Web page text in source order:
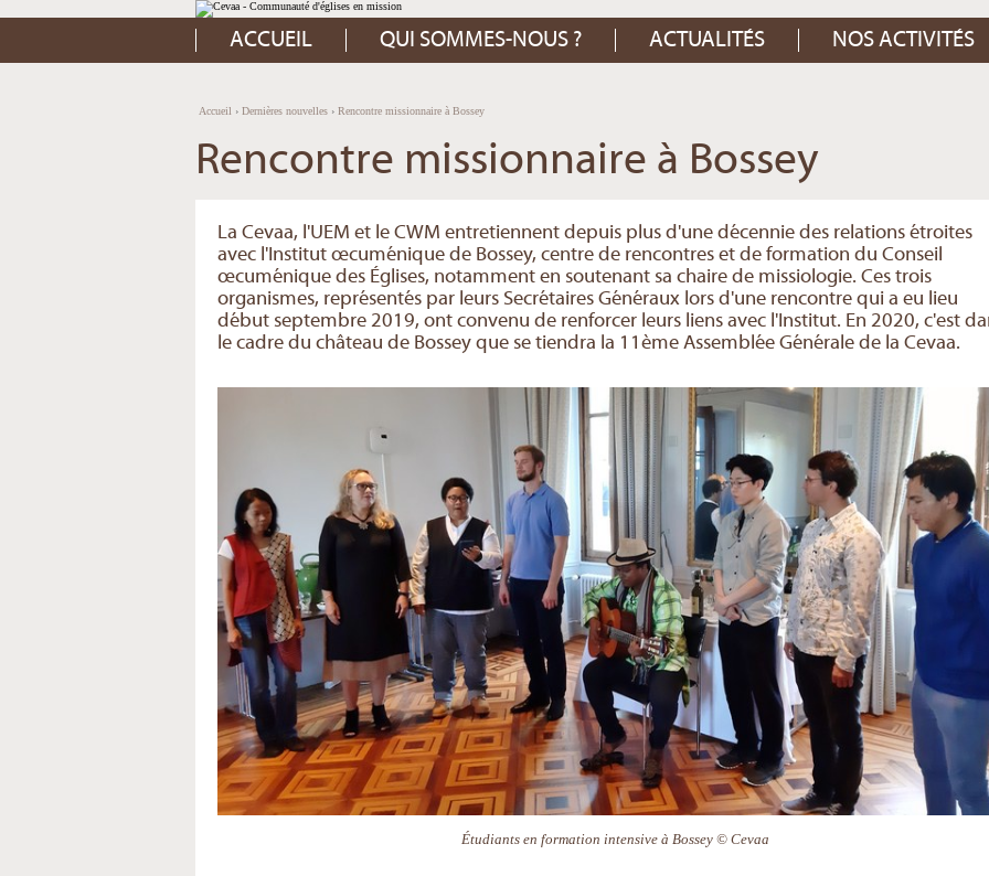
Aller
au
contenu.
Aller
à
Outils
personnels
ACCUEIL QUI SOMMES-NOUS ? ACTUALITÉS NOS ACTIVITÉS
Accueil › Dernières nouvelles › Rencontre missionnaire à Bossey
Rencontre missionnaire à Bossey
La Cevaa, l'UEM et le CWM entretiennent depuis plus d'une décennie des relations étroites
avec l'Institut œcuménique de Bossey, centre de rencontres et de formation du Conseil
œcuménique des Églises, notamment en soutenant sa chaire de missiologie. Ces trois
organismes, représentés par leurs Secrétaires Généraux lors d'une rencontre qui a eu lieu
début septembre 2019, ont convenu de renforcer leurs liens avec l'Institut. En 2020, c'est
le cadre du château de Bossey que se tiendra la 11ème Assemblée Générale de la Cevaa.
Étudiants en formation intensive à Bossey © Cevaa